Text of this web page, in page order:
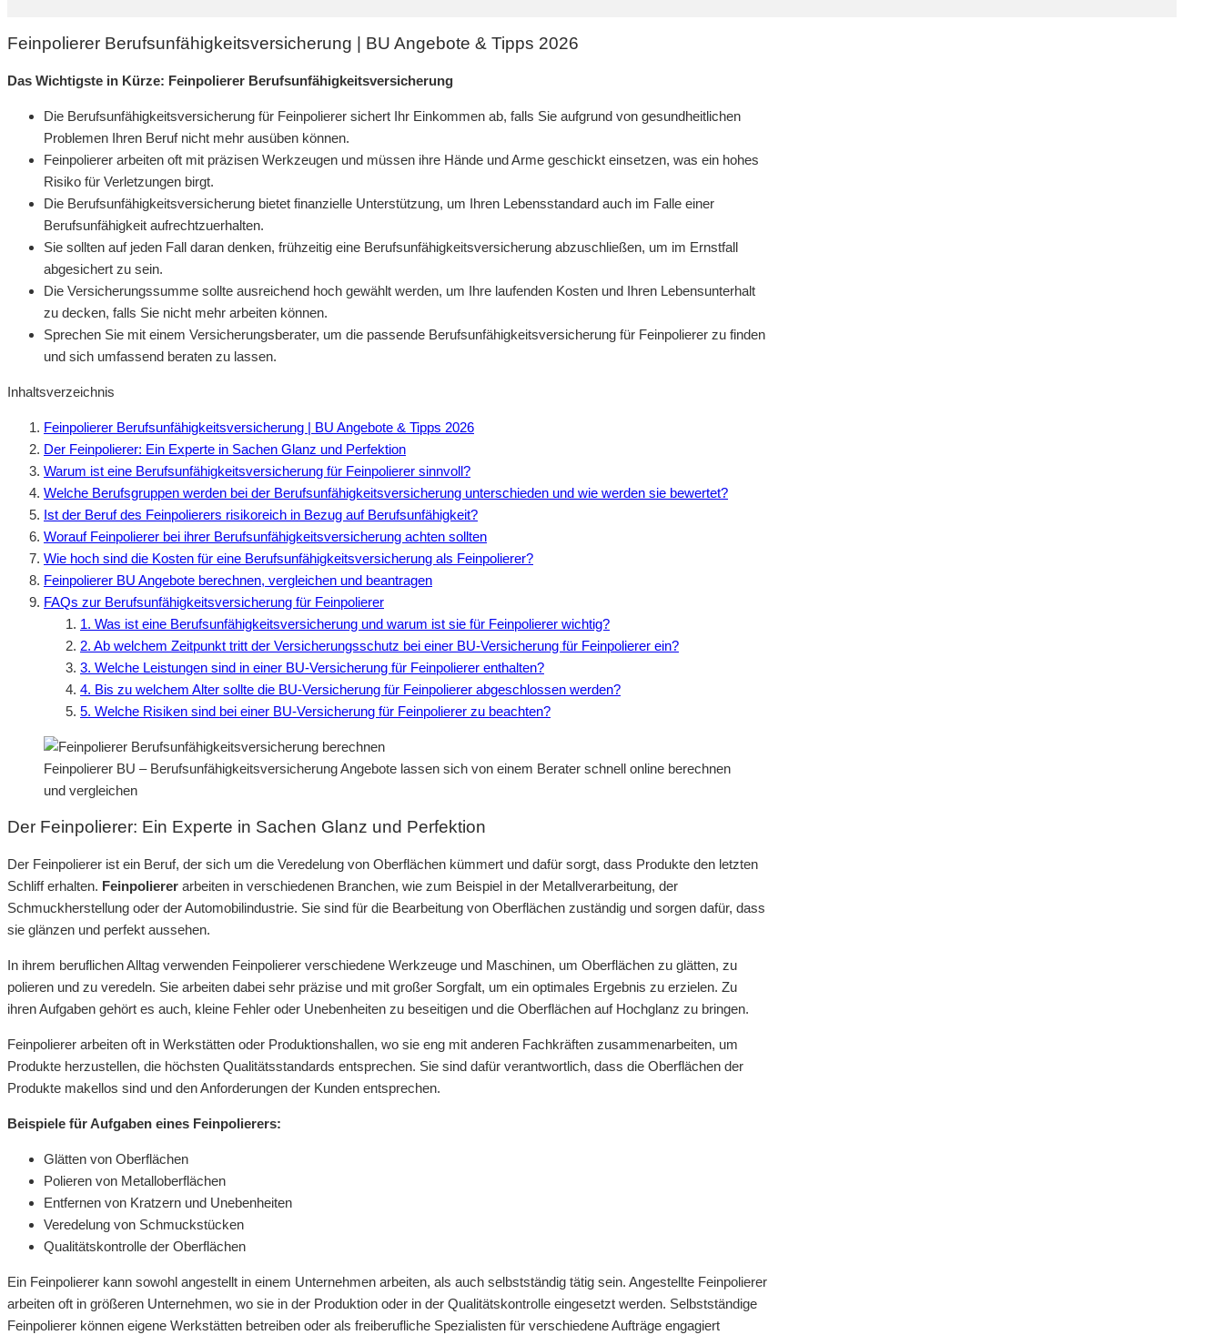
Feinpolierer Berufsunfähigkeitsversicherung | BU Angebote & Tipps 2026
Das Wichtigste in Kürze: Feinpolierer Berufsunfähigkeitsversicherung
Die Berufsunfähigkeitsversicherung für Feinpolierer sichert Ihr Einkommen ab, falls Sie aufgrund von gesundheitlichen
Problemen Ihren Beruf nicht mehr ausüben können.
Feinpolierer arbeiten oft mit präzisen Werkzeugen und müssen ihre Hände und Arme geschickt einsetzen, was ein hohes
Risiko für Verletzungen birgt.
Die Berufsunfähigkeitsversicherung bietet finanzielle Unterstützung, um Ihren Lebensstandard auch im Falle einer
Berufsunfähigkeit aufrechtzuerhalten.
Sie sollten auf jeden Fall daran denken, frühzeitig eine Berufsunfähigkeitsversicherung abzuschließen, um im Ernstfall
abgesichert zu sein.
Die Versicherungssumme sollte ausreichend hoch gewählt werden, um Ihre laufenden Kosten und Ihren Lebensunterhalt
zu decken, falls Sie nicht mehr arbeiten können.
Sprechen Sie mit einem Versicherungsberater, um die passende Berufsunfähigkeitsversicherung für Feinpolierer zu finden
und sich umfassend beraten zu lassen.
Inhaltsverzeichnis
Feinpolierer Berufsunfähigkeitsversicherung | BU Angebote & Tipps 2026
Der Feinpolierer: Ein Experte in Sachen Glanz und Perfektion
Warum ist eine Berufsunfähigkeitsversicherung für Feinpolierer sinnvoll?
Welche Berufsgruppen werden bei der Berufsunfähigkeitsversicherung unterschieden und wie werden sie bewertet?
Ist der Beruf des Feinpolierers risikoreich in Bezug auf Berufsunfähigkeit?
Worauf Feinpolierer bei ihrer Berufsunfähigkeitsversicherung achten sollten
Wie hoch sind die Kosten für eine Berufsunfähigkeitsversicherung als Feinpolierer?
Feinpolierer BU Angebote berechnen, vergleichen und beantragen
FAQs zur Berufsunfähigkeitsversicherung für Feinpolierer
1. Was ist eine Berufsunfähigkeitsversicherung und warum ist sie für Feinpolierer wichtig?
2. Ab welchem Zeitpunkt tritt der Versicherungsschutz bei einer BU-Versicherung für Feinpolierer ein?
3. Welche Leistungen sind in einer BU-Versicherung für Feinpolierer enthalten?
4. Bis zu welchem Alter sollte die BU-Versicherung für Feinpolierer abgeschlossen werden?
5. Welche Risiken sind bei einer BU-Versicherung für Feinpolierer zu beachten?
Feinpolierer BU – Berufsunfähigkeitsversicherung Angebote lassen sich von einem Berater schnell online berechnen
und vergleichen
Der Feinpolierer: Ein Experte in Sachen Glanz und Perfektion
Der Feinpolierer ist ein Beruf, der sich um die Veredelung von Oberflächen kümmert und dafür sorgt, dass Produkte den letzten
Schliff erhalten. Feinpolierer arbeiten in verschiedenen Branchen, wie zum Beispiel in der Metallverarbeitung, der
Schmuckherstellung oder der Automobilindustrie. Sie sind für die Bearbeitung von Oberflächen zuständig und sorgen dafür, dass
sie glänzen und perfekt aussehen.
In ihrem beruflichen Alltag verwenden Feinpolierer verschiedene Werkzeuge und Maschinen, um Oberflächen zu glätten, zu
polieren und zu veredeln. Sie arbeiten dabei sehr präzise und mit großer Sorgfalt, um ein optimales Ergebnis zu erzielen. Zu
ihren Aufgaben gehört es auch, kleine Fehler oder Unebenheiten zu beseitigen und die Oberflächen auf Hochglanz zu bringen.
Feinpolierer arbeiten oft in Werkstätten oder Produktionshallen, wo sie eng mit anderen Fachkräften zusammenarbeiten, um
Produkte herzustellen, die höchsten Qualitätsstandards entsprechen. Sie sind dafür verantwortlich, dass die Oberflächen der
Produkte makellos sind und den Anforderungen der Kunden entsprechen.
Beispiele für Aufgaben eines Feinpolierers:
Glätten von Oberflächen
Polieren von Metalloberflächen
Entfernen von Kratzern und Unebenheiten
Veredelung von Schmuckstücken
Qualitätskontrolle der Oberflächen
Ein Feinpolierer kann sowohl angestellt in einem Unternehmen arbeiten, als auch selbstständig tätig sein. Angestellte Feinpolierer
arbeiten oft in größeren Unternehmen, wo sie in der Produktion oder in der Qualitätskontrolle eingesetzt werden. Selbstständige
Feinpolierer können eigene Werkstätten betreiben oder als freiberufliche Spezialisten für verschiedene Aufträge engagiert